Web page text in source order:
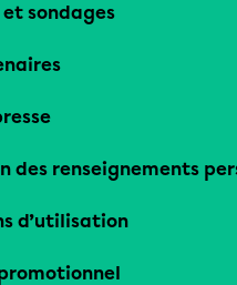
et sondages
des renseignements
d’utilisation